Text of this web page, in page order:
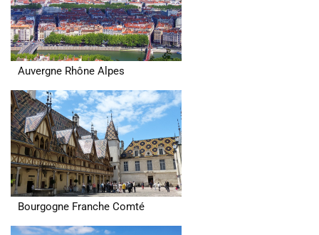
Auvergne Rhône Alpes
Bourgogne Franche Comté